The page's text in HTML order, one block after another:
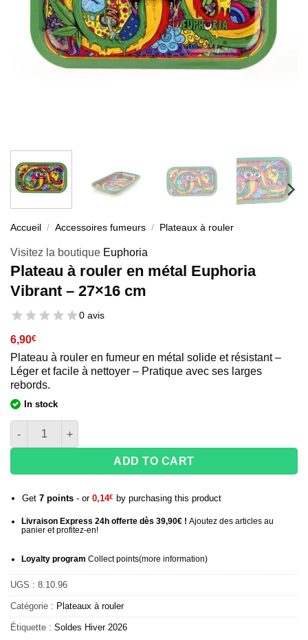
Accueil / Accessoires fumeurs / Plateaux à rouler
Visitez la boutique Euphoria
Plateau à rouler en métal Euphoria
Vibrant – 27×16 cm
0 avis
6,90€
Plateau à rouler en fumeur en métal solide et résistant –
Léger et facile à nettoyer – Pratique avec ses larges
rebords.
In stock
quantité de Plateau à rouler en métal Euphoria Vibrant - 27x16
ADD TO CART
Get 7points- or 0,14€ by purchasing this product
Livraison Express 24h offerte dès 39,90€ ! Ajoutez des articles au
panier et profitez-en!
Loyalty program Collect points(more information)
UGS : 8.10.96
Catégorie : Plateaux à rouler
Étiquette : Soldes Hiver 2026